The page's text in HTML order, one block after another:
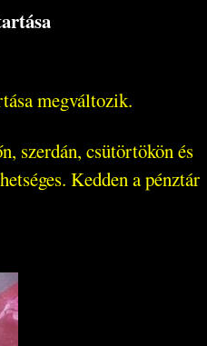
megváltozik.
szerdán, csütörtökön és
Kedden a pénztár